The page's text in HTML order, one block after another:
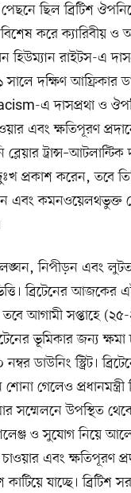
ছিল ব্রিটিশ
করে ক্যারিবীয়
হিউম্যান রাইটস-এ
দক্ষিণ আফ্রিকার
এ দাসপ্রথা ও
এবং ক্ষতিপূরণ
ব্লেয়ার
প্রকাশ করেন, তবে
এবং কমনওয়েলথভুক্ত
লঙ্ঘন, নিপীড়ন এবং
ব্রিটেনের
আগামী সপ্তাহে
ভূমিকার জন্য
ডাউনিং স্ট্রিট।
গেলেও
সম্মেলনে উপস্থিত
ও সুযোগ নিয়ে
এবং ক্ষতিপূরণ
কাটিয়ে যাচ্ছে।